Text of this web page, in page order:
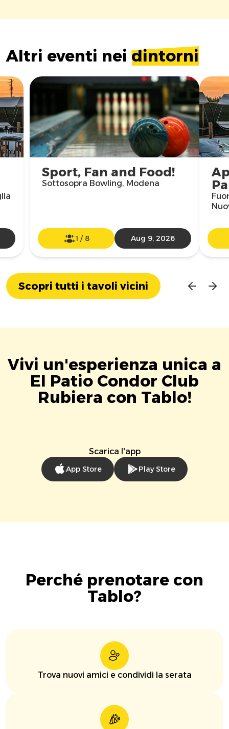
Altri eventi nei dintorni
Sport, Fan and Food!
Sottosopra Bowling, Modena
1 / 8 Aug 9, 2026
Scopri tutti i tavoli vicini
Vivi un'esperienza unica a
El Patio Condor Club
Rubiera con Tablo!
Scarica l'app
App Store Play Store
Perché prenotare con
Tablo?
Trova nuovi amici e condividi la serata